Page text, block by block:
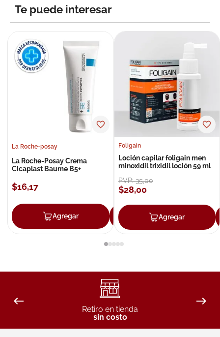
Te puede interesar
La Roche-posay
La Roche-Posay Crema
Cicaplast Baume B5+
$16,17
Agregar Agregar
Foligain
Loción capilar foligain men
minoxidil trixidil loción 59 ml
PVP:35,00
$28,00
Agregar
Retiro en tienda
sin costo
10.neumoflux